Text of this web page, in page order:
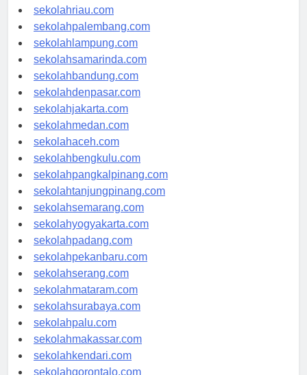
sekolahjambi.com
sekolahriau.com
sekolahpalembang.com
sekolahlampung.com
sekolahsamarinda.com
sekolahbandung.com
sekolahdenpasar.com
sekolahjakarta.com
sekolahmedan.com
sekolahaceh.com
sekolahbengkulu.com
sekolahpangkalpinang.com
sekolahtanjungpinang.com
sekolahsemarang.com
sekolahyogyakarta.com
sekolahpadang.com
sekolahpekanbaru.com
sekolahserang.com
sekolahmataram.com
sekolahsurabaya.com
sekolahpalu.com
sekolahmakassar.com
sekolahkendari.com